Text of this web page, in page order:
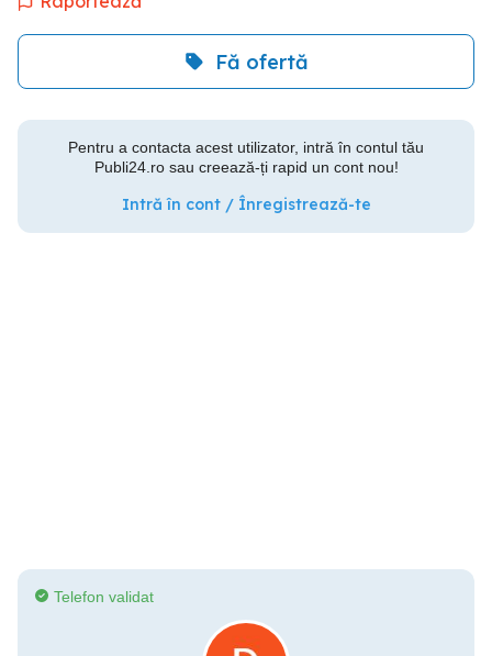
Fă ofertă
Pentru a contacta acest utilizator, intră în contul tău
Publi24.ro sau creează-ți rapid un cont nou!
Intră în cont / Înregistrează-te
Telefon validat